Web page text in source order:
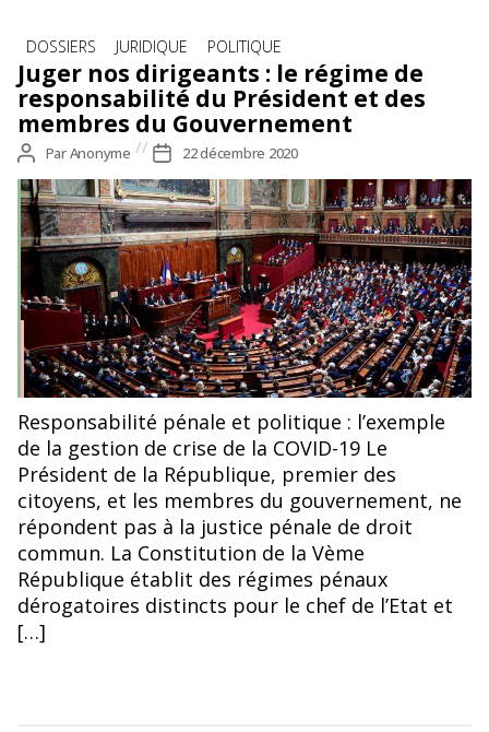
Catégories
DOSSIERS JURIDIQUE POLITIQUE
Juger nos dirigeants : le régime de
responsabilité du Président et des
membres du Gouvernement
Auteur
de
l’article
ParAnonyme
Date
de
l’article
22 décembre 2020
Responsabilité pénale et politique : l’exemple
de la gestion de crise de la COVID-19 Le
Président de la République, premier des
citoyens, et les membres du gouvernement, ne
répondent pas à la justice pénale de droit
commun. La Constitution de la Vème
République établit des régimes pénaux
dérogatoires distincts pour le chef de l’Etat et
[…]